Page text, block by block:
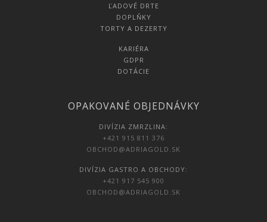
ĽADOVÉ DRTE
DOPLŇKY
TORTY A DEZERTY
KARIÉRA
GDPR
DOTÁCIE
OPAKOVANÉ OBJEDNÁVKY
DIVÍZIA ZMRZLINA:
+421 915 811 376
OBCHOD@ADRIAGOLD.SK
DIVÍZIA GASTRO A OBCHODY:
+421 917 545 900
OBCHOD@ADRIAGOLD.SK